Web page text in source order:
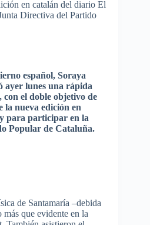
en catalán del diario El
Directiva del Partido
español, Soraya
ayer lunes una rápida
, con el doble objetivo de
la nueva edición en
y para participar en la
Popular de Cataluña.
de Santamaría –debida
más que evidente en la